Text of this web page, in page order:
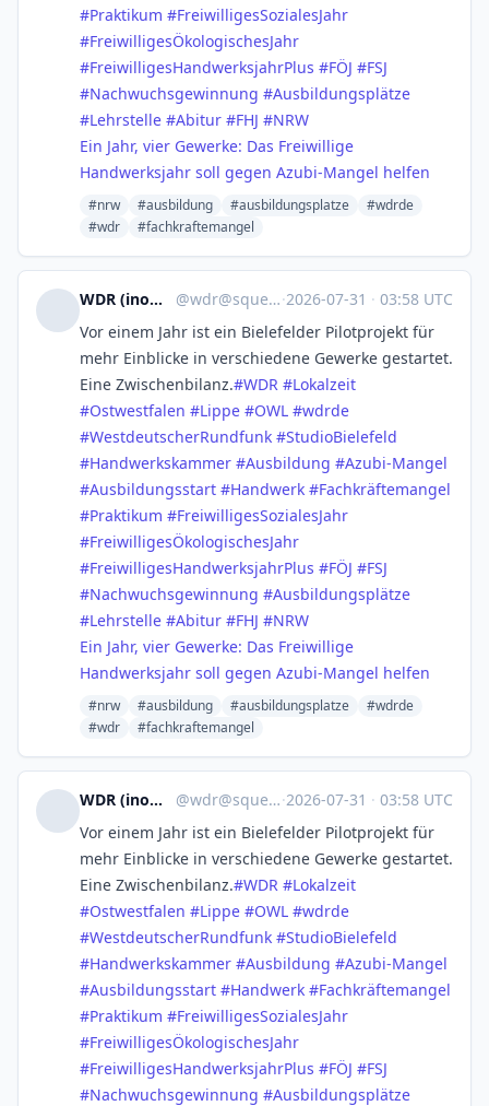
#Praktikum #FreiwilligesSozialesJahr
#FreiwilligesÖkologischesJahr
#FreiwilligesHandwerksjahrPlus #FÖJ #FSJ
#Nachwuchsgewinnung #Ausbildungsplätze
#Lehrstelle #Abitur #FHJ #NRW
Ein Jahr, vier Gewerke: Das Freiwillige
Handwerksjahr soll gegen Azubi-Mangel helfen
#nrw #ausbildung #ausbildungsplatze
#wdrde
#wdr
#fachkraftemangel
WDR (inoffiziell) @wdr@squeet.me ·2026-07-31 · 03:58 UTC
Vor einem Jahr ist ein Bielefelder Pilotprojekt für
mehr Einblicke in verschiedene Gewerke gestartet.
Eine Zwischenbilanz.#WDR #Lokalzeit
#Ostwestfalen #Lippe #OWL #wdrde
#WestdeutscherRundfunk #StudioBielefeld
#Handwerkskammer #Ausbildung #Azubi-Mangel
#Ausbildungsstart #Handwerk #Fachkräftemangel
#Praktikum #FreiwilligesSozialesJahr
#FreiwilligesÖkologischesJahr
#FreiwilligesHandwerksjahrPlus #FÖJ #FSJ
#Nachwuchsgewinnung #Ausbildungsplätze
#Lehrstelle #Abitur #FHJ #NRW
Ein Jahr, vier Gewerke: Das Freiwillige
Handwerksjahr soll gegen Azubi-Mangel helfen
#nrw #ausbildung #ausbildungsplatze
#wdrde
#wdr
#fachkraftemangel
WDR (inoffiziell) @wdr@squeet.me ·2026-07-31 · 03:58 UTC
Vor einem Jahr ist ein Bielefelder Pilotprojekt für
mehr Einblicke in verschiedene Gewerke gestartet.
Eine Zwischenbilanz.#WDR #Lokalzeit
#Ostwestfalen #Lippe #OWL #wdrde
#WestdeutscherRundfunk #StudioBielefeld
#Handwerkskammer #Ausbildung #Azubi-Mangel
#Ausbildungsstart #Handwerk #Fachkräftemangel
#Praktikum #FreiwilligesSozialesJahr
#FreiwilligesÖkologischesJahr
#FreiwilligesHandwerksjahrPlus #FÖJ #FSJ
#Nachwuchsgewinnung #Ausbildungsplätze